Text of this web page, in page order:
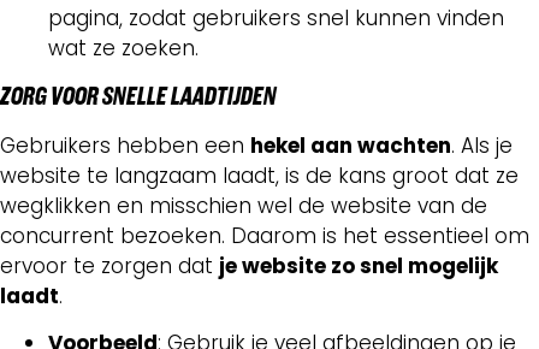
pagina, zodat gebruikers snel kunnen vinden
wat ze zoeken.
ZORG VOOR SNELLE LAADTIJDEN
Gebruikers hebben een hekel aan wachten. Als je
website te langzaam laadt, is de kans groot dat ze
wegklikken en misschien wel de website van de
concurrent bezoeken. Daarom is het essentieel om
ervoor te zorgen dat je website zo snel mogelijk
laadt.